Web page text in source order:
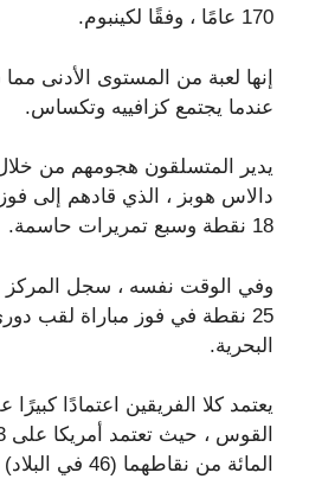
170 عامًا ، وفقًا لكينبوم.
إنها لعبة من المستوى الأدنى مما
عندما يجتمع كزافييه وتكساس.
يدير المتسلقون هجومهم من
دالاس هوبز ، الذي قادهم إلى
18 نقطة وسبع تمريرات حاسمة.
وفي الوقت نفسه ، سجل المركز
25 نقطة في فوز مباراة لقب
البحرية.
يعتمد كلا الفريقين اعتمادًا
المائة من